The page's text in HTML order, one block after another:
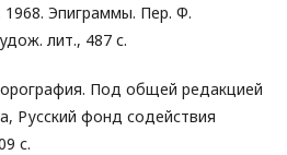
Эпиграммы. Пер. Ф.
лит., 487 с.
Под общей редакцией
Русский фонд содействия
с.